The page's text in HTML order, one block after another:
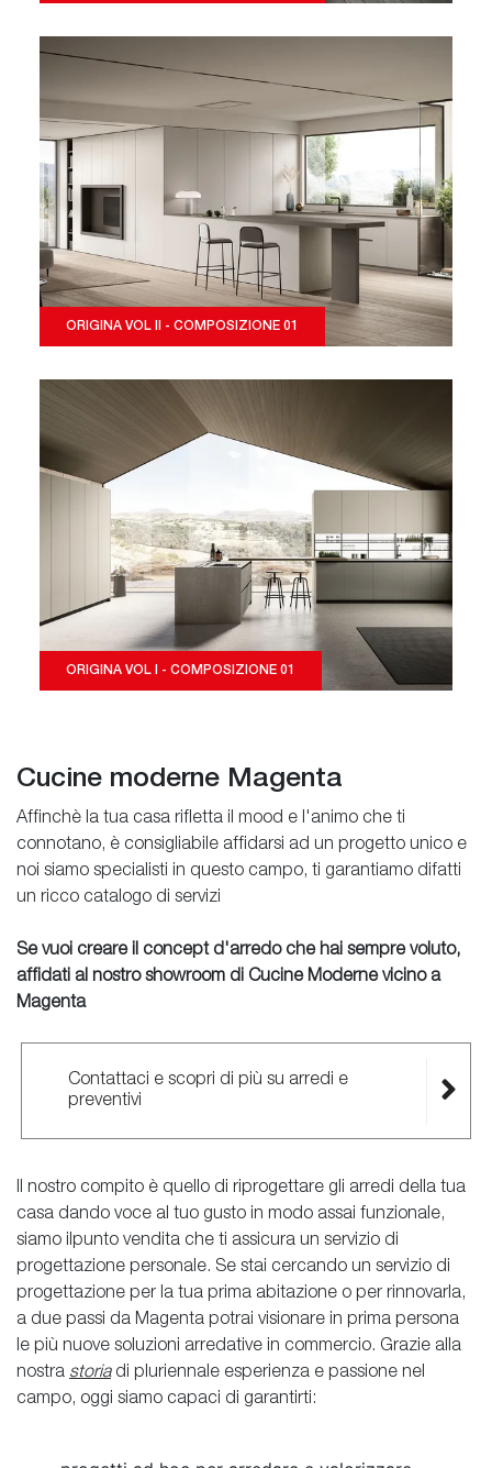
ORIGINA VOL II - COMPOSIZIONE 01
ORIGINA VOL I - COMPOSIZIONE 01
Cucine moderne Magenta
Affinchè la tua casa rifletta il mood e l'animo che ti
connotano, è consigliabile affidarsi ad un progetto unico e
noi siamo specialisti in questo campo, ti garantiamo difatti
un ricco catalogo di servizi
Se vuoi creare il concept d'arredo che hai sempre voluto,
affidati al nostro showroom di Cucine Moderne vicino a
Magenta
Contattaci e scopri di più su arredi e
preventivi
Il nostro compito è quello di riprogettare gli arredi della tua
casa dando voce al tuo gusto in modo assai funzionale,
siamo ilpunto vendita che ti assicura un servizio di
progettazione personale. Se stai cercando un servizio di
progettazione per la tua prima abitazione o per rinnovarla,
a due passi da Magenta potrai visionare in prima persona
le più nuove soluzioni arredative in commercio. Grazie alla
nostra storiadi pluriennale esperienza e passione nel
campo, oggi siamo capaci di garantirti: